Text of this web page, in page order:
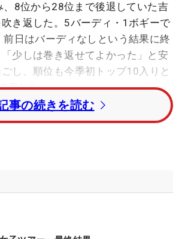
、8位から28位まで後退していた吉
き返した。5バーディ・1ボギーで
日はバーディなしという結果に終
少しは巻き返せてよかった」と安
し、順位も今季初トップ10入りと
戻した。
。昨日は体がぶれていたし、そこは
た最終日は、最終18番で残り230ヤ
。「（オープンウィークだった）
事の続きを読む